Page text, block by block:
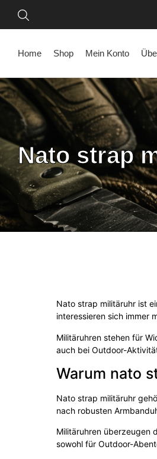
Home Shop Mein Konto
Nato strap
Nato strap militäruhr ist
interessieren sich immer
Militäruhren stehen für
auch bei Outdoor-
Warum nato
Nato strap militäruhr
nach robusten
Militäruhren überzeugen
sowohl für Outdoor-